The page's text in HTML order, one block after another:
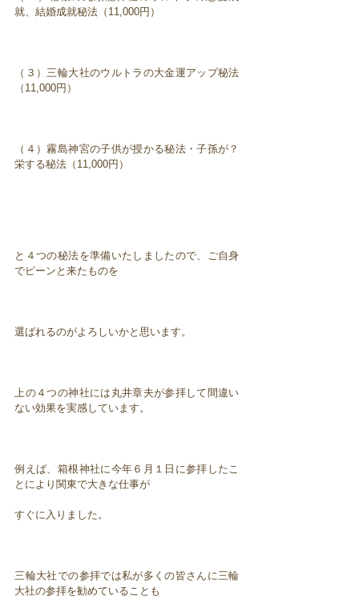
就、結婚成就秘法（11,000円）
（３）三輪大社のウルトラの大金運アップ秘法
（11,000円）
（４）霧島神宮の子供が授かる秘法・子孫が？
栄する秘法（11,000円）
と４つの秘法を準備いたしましたので、ご自身
でピーンと来たものを
選ばれるのがよろしいかと思います。
上の４つの神社には丸井章夫が参拝して間違い
ない効果を実感しています。
例えば、箱根神社に今年６月１日に参拝したこ
とにより関東で大きな仕事が
すぐに入りました。
三輪大社での参拝では私が多くの皆さんに三輪
大社の参拝を勧めていることも